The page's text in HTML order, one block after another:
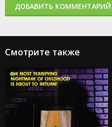
ДОБАВИТЬ КОММЕНТАРИЙ
Смотрите также